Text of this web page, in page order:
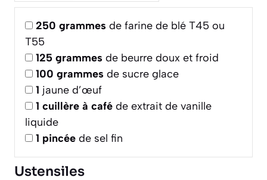
250 grammes de farine de blé T45 ou
T55
125 grammes de beurre doux et froid
100 grammes de sucre glace
1 jaune d’œuf
1 cuillère à café de extrait de vanille
liquide
1 pincée de sel fin
Ustensiles